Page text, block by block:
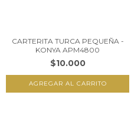
CARTERITA TURCA PEQUEÑA -
KONYA APM4800
$10.000